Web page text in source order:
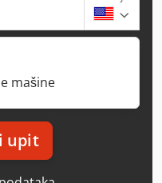
mašine
upit